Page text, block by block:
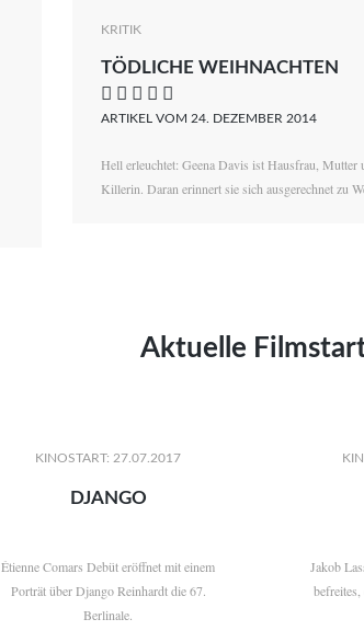
Magdalena Zalewski
KRITIK
TÖDLICHE WEIHNACHTEN
    
ARTIKEL VOM 24. DEZEMBER 2014
Hell erleuchtet: Geena Davis ist Hausfrau, Mutter
Killerin. Daran erinnert sie sich ausgerechnet zu
Aktuelle
KINOSTART: 27.07.2017
DJANGO
Étienne Comars Debüt eröffnet mit einem
Porträt über Django Reinhardt die 67.
Berlinale.
Jakob